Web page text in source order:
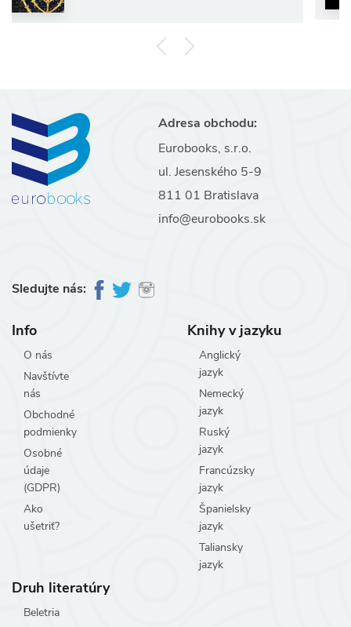
Adresa obchodu:
Eurobooks, s.r.o.
ul. Jesenského 5-9
811 01 Bratislava
info@eurobooks.sk
Sledujte nás:
Info
O nás
Navštívte
nás
Obchodné
podmienky
Osobné
údaje
(GDPR)
Ako
ušetriť?
Knihy v jazyku
Anglický
jazyk
Nemecký
jazyk
Ruský
jazyk
Francúzsky
jazyk
Španielsky
jazyk
Taliansky
jazyk
Druh literatúry
Beletria